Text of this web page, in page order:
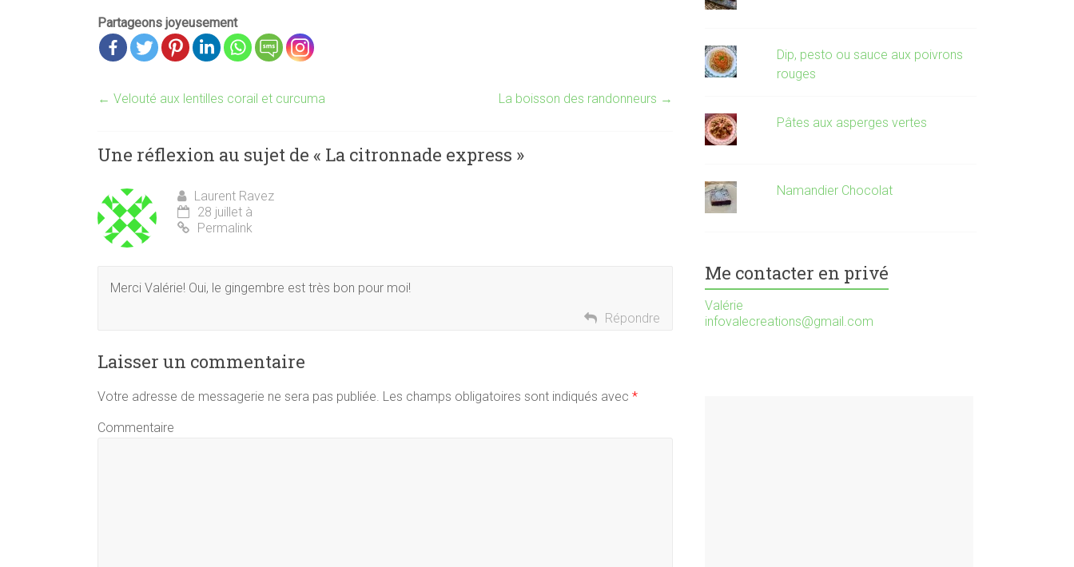
Partageons joyeusement
← Velouté aux lentilles corail et curcuma La boisson des randonneurs →
Une réflexion au sujet de « La citronnade express »
Laurent Ravez
28 juillet à
Permalink
Merci Valérie! Oui, le gingembre est très bon pour moi!
Répondre
Laisser un commentaire
Votre adresse de messagerie ne sera pas publiée. Les champs obligatoires sont indiqués avec *
Commentaire
Dip, pesto ou sauce aux poivrons
rouges
Pâtes aux asperges vertes
Namandier Chocolat
Me contacter en privé
Valérie
infovalecreations@gmail.com